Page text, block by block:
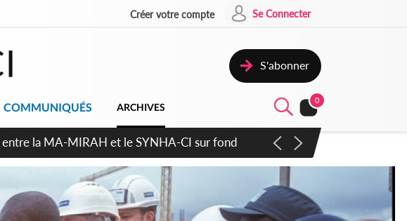
Créer votre compte Se Connecter
S'abonner
COMMUNIQUÉS ARCHIVES
0
démocratique plus apaisé